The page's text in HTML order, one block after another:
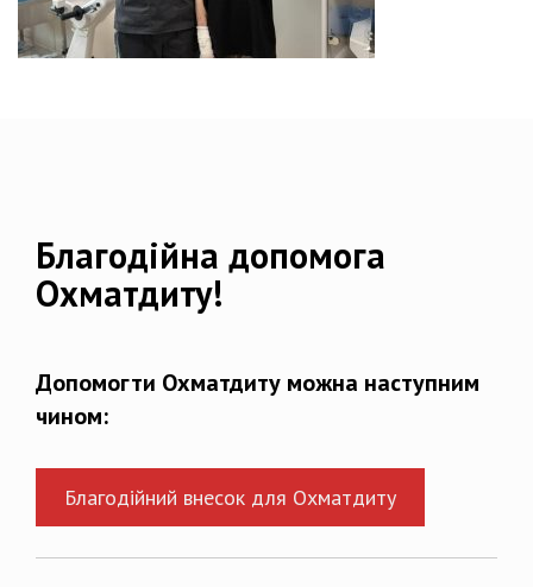
Благодійна допомога
Охматдиту!
Допомогти Охматдиту можна наступним
чином:
Благодійний внесок для Охматдиту